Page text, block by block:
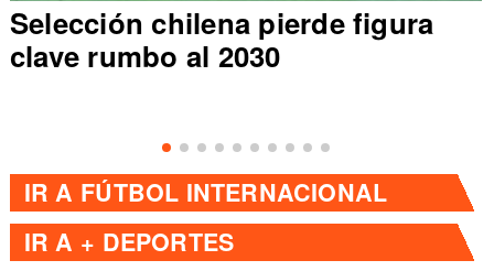
Selección chilena pierde figura
clave rumbo al 2030
IR A FÚTBOL INTERNACIONAL
IR A + DEPORTES